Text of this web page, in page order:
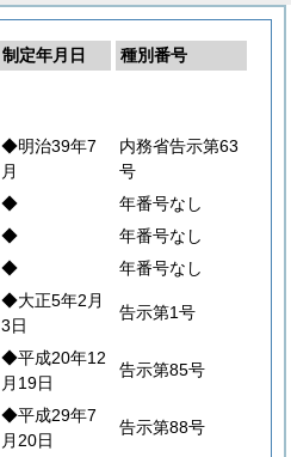
制定年月日
種別番号
◆明治39年7
月
内務省告示第63
号
◆
年番号なし
◆
年番号なし
◆ 年番号なし
◆大正5年2月
3日
告示第1号
◆平成20年12
月19日
告示第85号
◆平成29年7
月20日
告示第88号